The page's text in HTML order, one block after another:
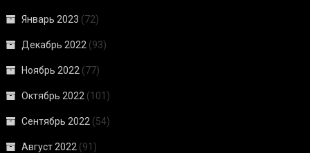
Январь 2023 (72)
Декабрь 2022 (93)
Ноябрь 2022 (77)
Октябрь 2022 (101)
Сентябрь 2022 (54)
Август 2022 (91)